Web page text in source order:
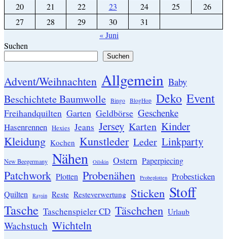
20
21 22 23 24 25
26
27
28 29 30
31
« Juni
Suchen
Suchen
Advent/Weihnachten Allgemein Baby
Beschichtete Baumwolle Bingo BlogHop Deko Event
Freihandquilten Garten Geldbörse Geschenke
Hasenrennen Hexies Jeans Jersey Karten Kinder
Kleidung Kochen Kunstleder Leder Linkparty
New Beegermany Nähen Oilskin Ostern Paperpiecing
Patchwork Plotten Probenähen Probeplotten Probesticken
Quilten Raysin Reste Resteverwertung Sticken Stoff
Tasche Taschenspieler CD Täschchen Urlaub
Wachstuch Wichteln